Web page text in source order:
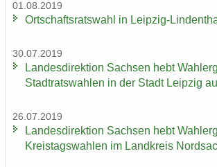
01.08.2019
Ort­schafts­rats­wahl in Leipzig-​
30.07.2019
Lan­des­di­rek­ti­on Sach­sen hebt
Stadt­rats­wah­len in der Stadt Leip­zig
26.07.2019
Lan­des­di­rek­ti­on Sach­sen hebt
Kreis­tags­wah­len im Land­kreis